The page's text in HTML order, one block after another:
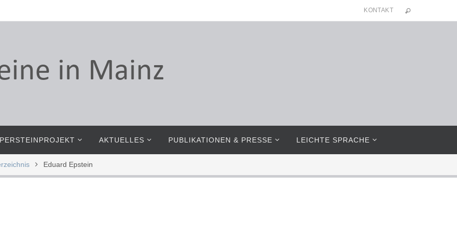
KONTAKT
AKTUELLES PUBLIKATIONEN & PRESSE LEICHTE SPRACHE
Eduard Epstein